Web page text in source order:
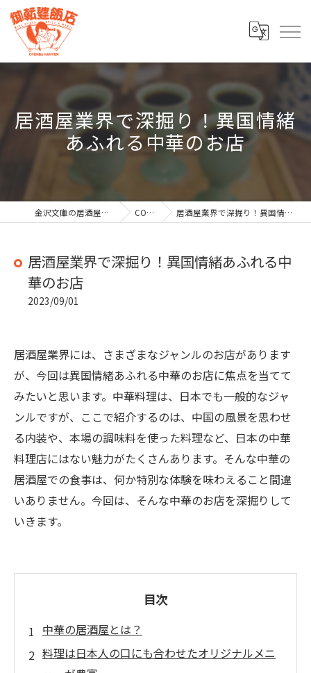
居酒屋業界で深掘り！異国情緒
あふれる中華のお店
金沢文庫の居酒屋なら御転婆飯店 COLUMN 居酒屋業界で深掘り！異国情緒あふれる中華のお店
居酒屋業界で深掘り！異国情緒あふれる中
華のお店
2023/09/01
居酒屋業界には、さまざまなジャンルのお店があります
が、今回は異国情緒あふれる中華のお店に焦点を当てて
みたいと思います。中華料理は、日本でも一般的なジャ
ンルですが、ここで紹介するのは、中国の風景を思わせ
る内装や、本場の調味料を使った料理など、日本の中華
料理店にはない魅力がたくさんあります。そんな中華の
居酒屋での食事は、何か特別な体験を味わえること間違
いありません。今回は、そんな中華のお店を深掘りして
いきます。
目次
中華の居酒屋とは？
料理は日本人の口にも合わせたオリジナルメニ